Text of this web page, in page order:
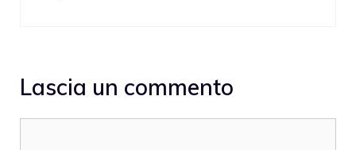
Lascia un commento